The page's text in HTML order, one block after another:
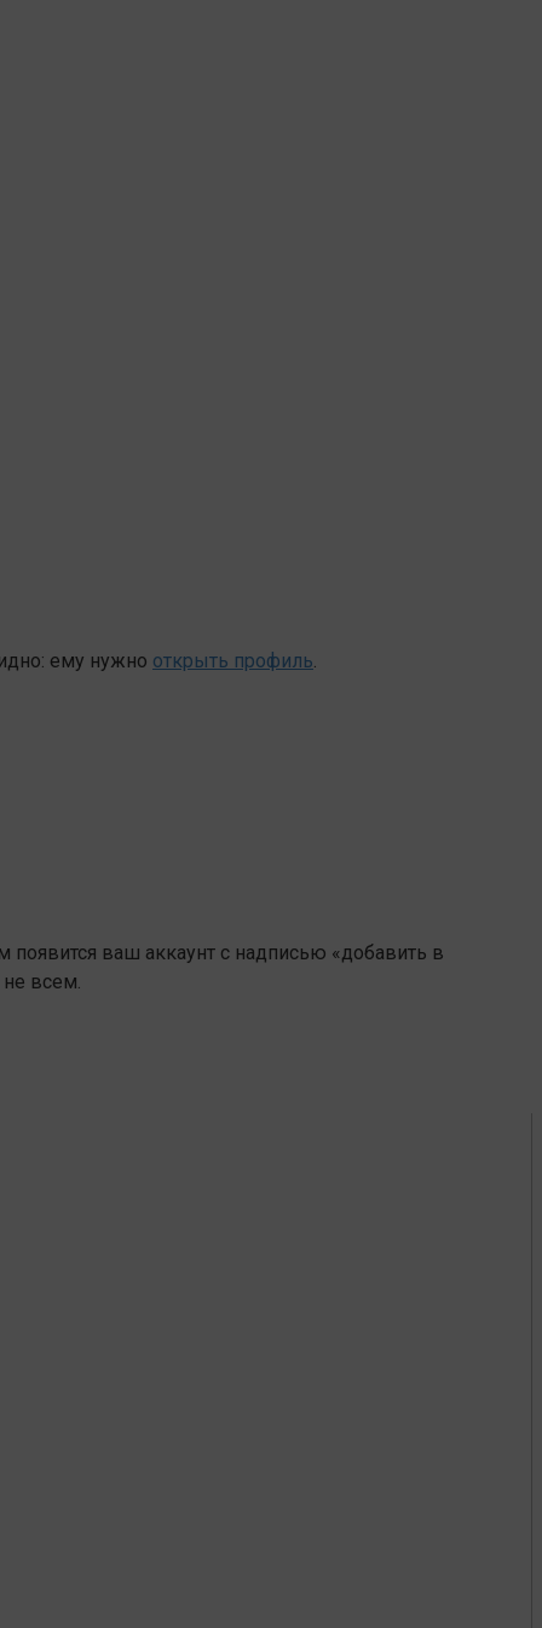
ему нужно открыть профиль
появится ваш аккаунт с надписью «добавить в
всем.